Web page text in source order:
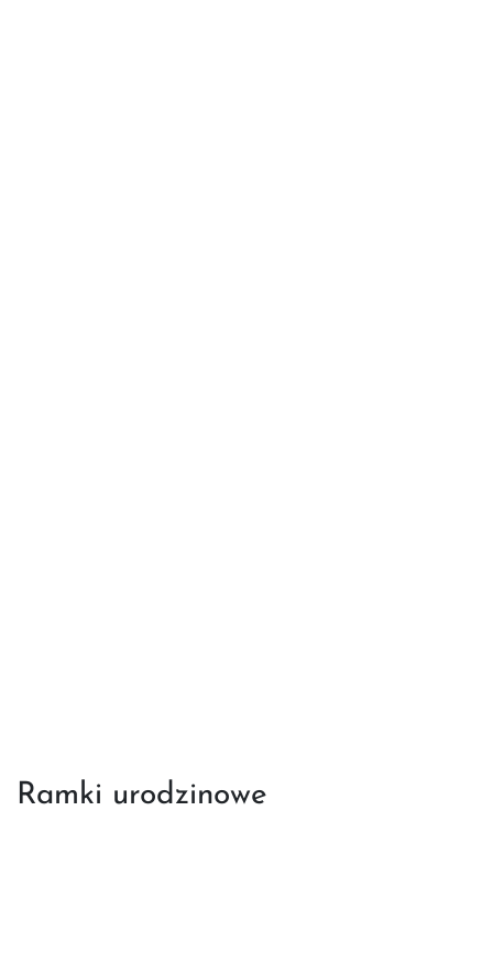
Ramki urodzinowe